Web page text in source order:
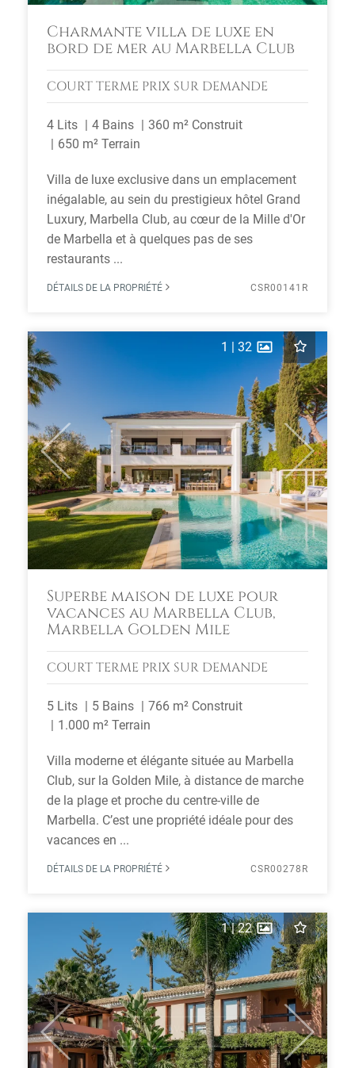
Charmante villa de luxe en
bord de mer au Marbella Club
COURT TERME PRIX SUR DEMANDE
4 Lits 4 Bains
360 m² Construit
650 m² Terrain
Villa de luxe exclusive dans un emplacement
inégalable, au sein du prestigieux hôtel Grand
Luxury, Marbella Club, au cœur de la Mille d'Or
de Marbella et à quelques pas de ses
restaurants ...
DÉTAILS DE LA PROPRIÉTÉ CSR00141R
Previous Next
1 | 32
Superbe maison de luxe pour
vacances au Marbella Club,
Marbella Golden Mile
COURT TERME PRIX SUR DEMANDE
5 Lits 5 Bains
766 m² Construit
1.000 m² Terrain
Villa moderne et élégante située au Marbella
Club, sur la Golden Mile, à distance de marche
de la plage et proche du centre-ville de
Marbella. C’est une propriété idéale pour des
vacances en ...
DÉTAILS DE LA PROPRIÉTÉ CSR00278R
Previous Next
1|22